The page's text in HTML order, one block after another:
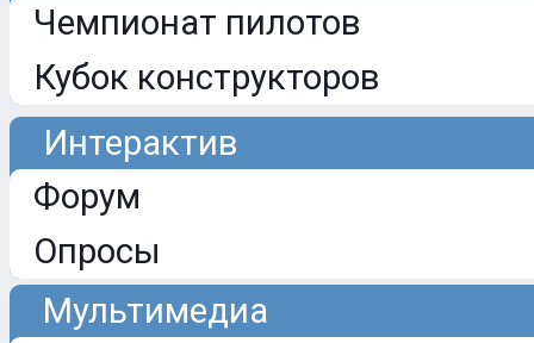
Чемпионат пилотов
Кубок конструкторов
Интерактив
Форум
Опросы
Мультимедиа